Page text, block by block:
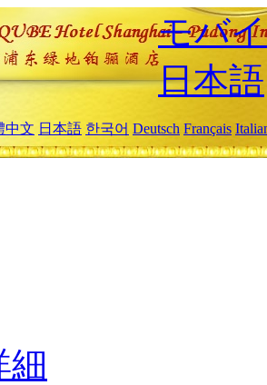
モバ
日本語
中文 日本語 한국어 Deutsch Français
細